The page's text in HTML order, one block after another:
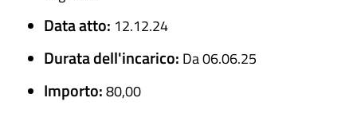
Data atto: 12.12.24
Durata dell'incarico: Da 06.06.25
Importo:80,00